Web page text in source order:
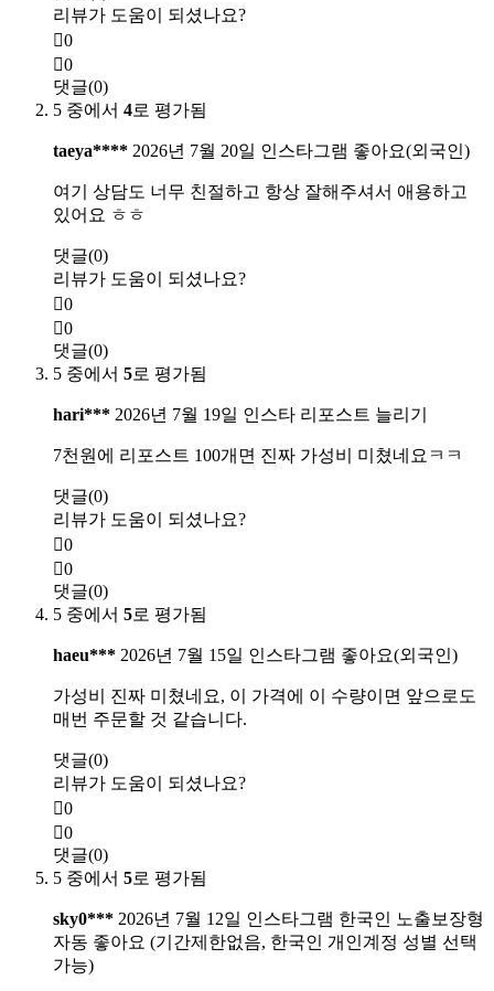
리뷰가 도움이 되셨나요?
0
0
댓글(0)
5 중에서 4로 평가됨
taeya**** 2026년 7월 20일 인스타그램 좋아요(외국인)
여기 상담도 너무 친절하고 항상 잘해주셔서 애용하고
있어요 ㅎㅎ
댓글(0)
리뷰가 도움이 되셨나요?
0
0
댓글(0)
5 중에서 5로 평가됨
hari*** 2026년 7월 19일 인스타 리포스트 늘리기
7천원에 리포스트 100개면 진짜 가성비 미쳤네요ㅋㅋ
댓글(0)
리뷰가 도움이 되셨나요?
0
0
댓글(0)
5 중에서 5로 평가됨
haeu*** 2026년 7월 15일 인스타그램 좋아요(외국인)
가성비 진짜 미쳤네요, 이 가격에 이 수량이면 앞으로도
매번 주문할 것 같습니다.
댓글(0)
리뷰가 도움이 되셨나요?
0
0
댓글(0)
5 중에서 5로 평가됨
sky0*** 2026년 7월 12일 인스타그램 한국인 노출보장형
자동 좋아요 (기간제한없음, 한국인 개인계정 성별 선택
가능)